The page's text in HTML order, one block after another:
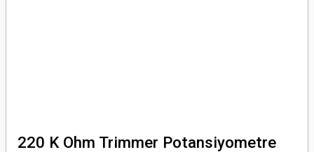
220 K Ohm Trimmer Potansiyometre